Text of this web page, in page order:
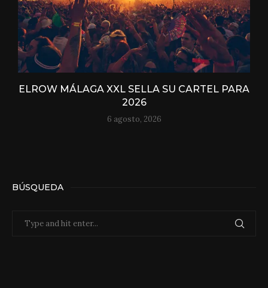
ELROW MÁLAGA XXL SELLA SU CARTEL PARA
2026
6 agosto, 2026
BÚSQUEDA